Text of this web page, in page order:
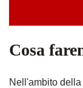
Cosa
Nell'ambito